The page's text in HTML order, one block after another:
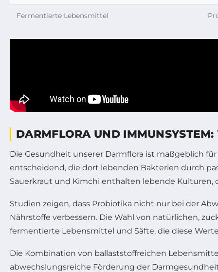
Fermentierte Lebensmittel
DARMFLORA UND
Die Gesundheit unserer Darmflora ist maßgeblich
entscheidend, die dort lebenden Bakterien durch
Sauerkraut und Kimchi enthalten lebende
Studien zeigen, dass Probiotika nicht nur bei der
Nährstoffe verbessern. Die Wahl von natürlichen,
fermentierte Lebensmittel und Säfte, die diese
Die Kombination von ballaststoffreichen
abwechslungsreiche Förderung der